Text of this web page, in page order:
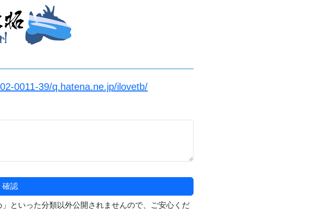
0011-39/q.hatena.ne.jp/ilovetb/
確認
といった分類以外公開されませんので、ご安心くだ